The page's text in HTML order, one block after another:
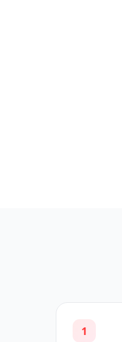
1